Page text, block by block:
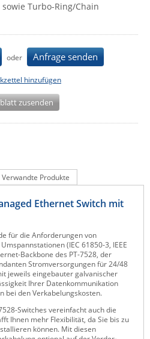
sowie Turbo-Ring/Chain
oder Anfrage senden
hinzufügen
zusenden
Verwandte Produkte
Ethernet Switch mit
für die Anforderungen von
(IEC 61850-3, IEEE
Backbone des PT-7528, der
Stromversorgungen für 24/48
jeweils eingebauter galvanischer
Ihrer Datenkommunikation
bei den Verkabelungskosten.
Switches vereinfacht auch die
Ihnen mehr Flexibilität, da Sie bis zu
können. Mit diesen